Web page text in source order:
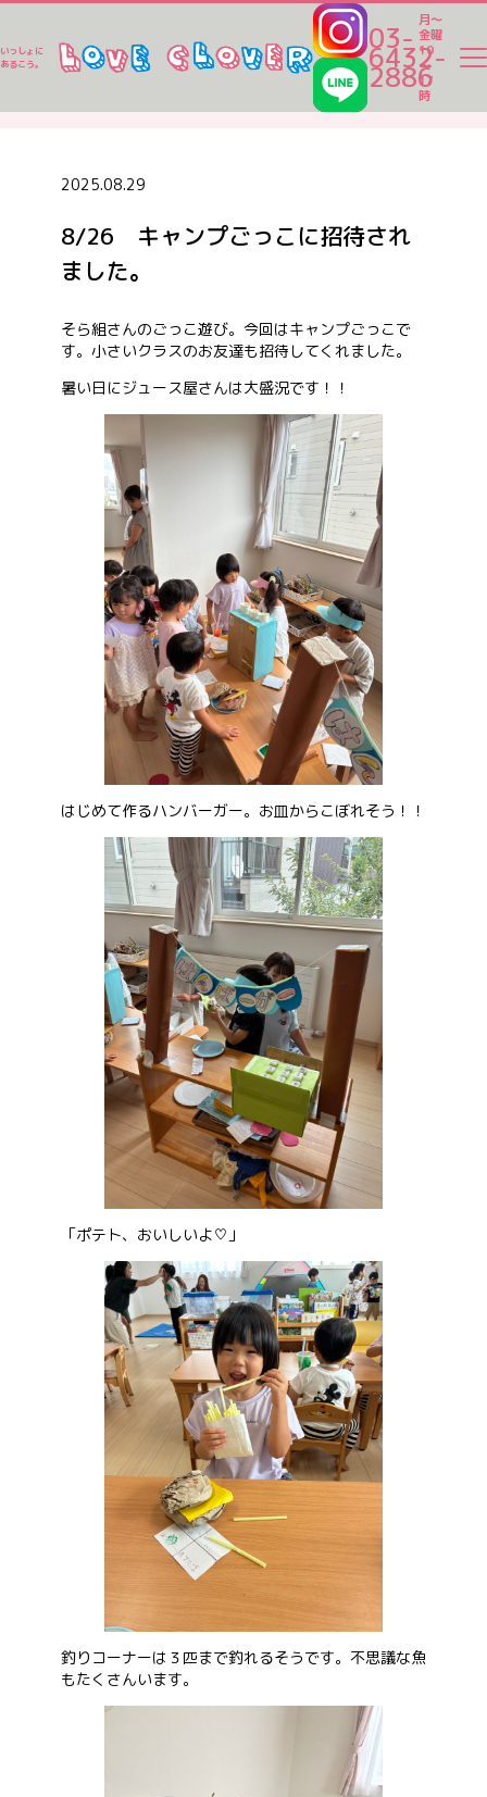
いっしょに
あるこう。
03-
6432-
2886
月～
金曜
10
～
17
時
一時保育
ベビーシッター
家事代行
認可保育園一覧
お問い合わせ
会社概要
2025.08.29
8/26 キャンプごっこに招待され
ました。
そら組さんのごっこ遊び。今回はキャンプごっこで
す。小さいクラスのお友達も招待してくれました。
暑い日にジュース屋さんは大盛況です！！
はじめて作るハンバーガー。お皿からこぼれそう！！
「ポテト、おいしいよ♡」
釣りコーナーは３匹まで釣れるそうです。不思議な魚
もたくさんいます。